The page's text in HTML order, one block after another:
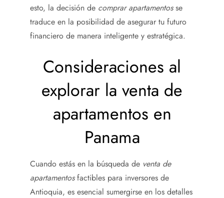
esto, la decisión de comprar apartamentosse
traduce en la posibilidad de asegurar tu futuro
financiero de manera inteligente y estratégica.
Consideraciones al
explorar la venta de
apartamentos en
Panama
Cuando estás en la búsqueda de venta de
apartamentosfactibles para inversores de
Antioquia, es esencial sumergirse en los detalles